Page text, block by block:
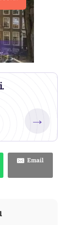
→
Email